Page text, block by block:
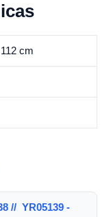
cm
// YR05139 -